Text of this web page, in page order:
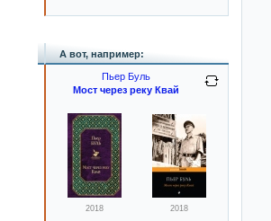
А вот, например:
Пьер Буль
Мост через реку Квай
2018 2018